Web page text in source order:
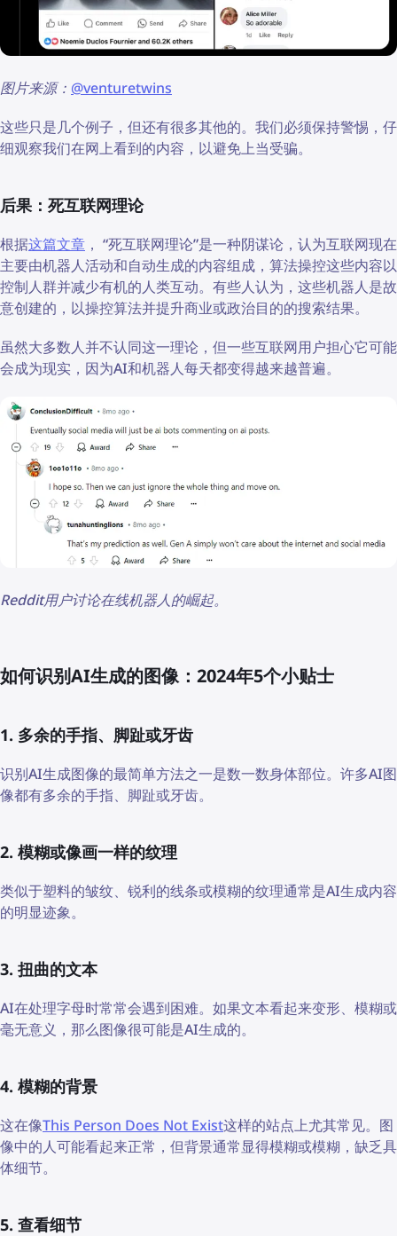
图片来源： @venturetwins
这些只是几个例子，但还有很多其他的。我们必须保持警惕，仔
细观察我们在网上看到的内容，以避免上当受骗。
后果：死互联网理论
根据这篇文章 ， “死互联网理论”是一种阴谋论，认为互联网现在
主要由机器人活动和自动生成的内容组成，算法操控这些内容以
控制人群并减少有机的人类互动。有些人认为，这些机器人是故
意创建的，以操控算法并提升商业或政治目的的搜索结果。
虽然大多数人并不认同这一理论，但一些互联网用户担心它可能
会成为现实，因为AI和机器人每天都变得越来越普遍。
Reddit用户讨论在线机器人的崛起。
如何识别AI生成的图像：2024年5个小贴士
1. 多余的手指、脚趾或牙齿
识别AI生成图像的最简单方法之一是数一数身体部位。许多AI图
像都有多余的手指、脚趾或牙齿。
2. 模糊或像画一样的纹理
类似于塑料的皱纹、锐利的线条或模糊的纹理通常是AI生成内容
的明显迹象。
3. 扭曲的文本
AI在处理字母时常常会遇到困难。如果文本看起来变形、模糊或
毫无意义，那么图像很可能是AI生成的。
4. 模糊的背景
这在像This Person Does Not Exist这样的站点上尤其常见。图
像中的人可能看起来正常，但背景通常显得模糊或模糊，缺乏具
体细节。
5. 查看细节